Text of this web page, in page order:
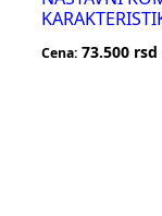
Cena: 73.500 rsd